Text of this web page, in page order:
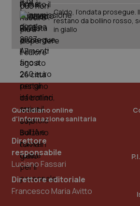
Caldo, l’ondata prosegue.
restano da bollino rosso,
in giallo
Quotidiano online
d'informazione sanitaria
Direttore
responsabile
Luciano Fassari
Direttore editoriale
Francesco Maria Avitto
_ga